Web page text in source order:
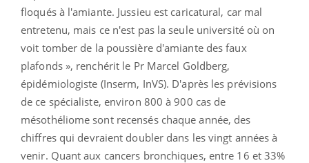
floqués à l'amiante. Jussieu est caricatural, car mal
entretenu, mais ce n'est pas la seule université où on
voit tomber de la poussière d'amiante des faux
plafonds », renchérit le Pr Marcel Goldberg,
épidémiologiste (Inserm, InVS). D'après les prévisions
de ce spécialiste, environ 800 à 900 cas de
mésothéliome sont recensés chaque année, des
chiffres qui devraient doubler dans les vingt années à
venir. Quant aux cancers bronchiques, entre 16 et 33%